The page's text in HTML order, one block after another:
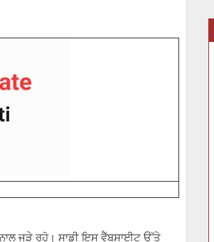
ਜੁੜੇ ਰਹੋ। ਸਾਡੀ ਇਸ ਵੈੱਬਸਾਈਟ ਉੱਤੇ